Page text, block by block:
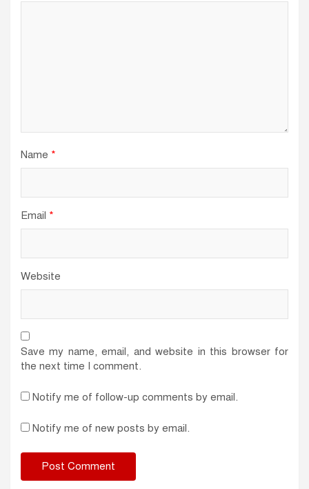
Name *
Email *
Website
Save my name, email, and website in this browser for
the next time I comment.
Notify me of follow-up comments by email.
Notify me of new posts by email.